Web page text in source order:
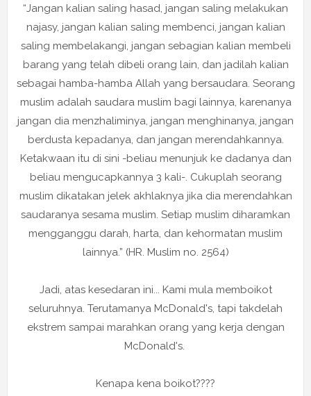
“Jangan kalian saling hasad, jangan saling melakukan
najasy, jangan kalian saling membenci, jangan kalian
saling membelakangi, jangan sebagian kalian membeli
barang yang telah dibeli orang lain, dan jadilah kalian
sebagai hamba-hamba Allah yang bersaudara. Seorang
muslim adalah saudara muslim bagi lainnya, karenanya
jangan dia menzhaliminya, jangan menghinanya, jangan
berdusta kepadanya, dan jangan merendahkannya.
Ketakwaan itu di sini -beliau menunjuk ke dadanya dan
beliau mengucapkannya 3 kali-. Cukuplah seorang
muslim dikatakan jelek akhlaknya jika dia merendahkan
saudaranya sesama muslim. Setiap muslim diharamkan
mengganggu darah, harta, dan kehormatan muslim
lainnya.” (HR. Muslim no. 2564)
Jadi, atas kesedaran ini... Kami mula memboikot
seluruhnya. Terutamanya McDonald's, tapi takdelah
ekstrem sampai marahkan orang yang kerja dengan
McDonald's.
Kenapa kena boikot????